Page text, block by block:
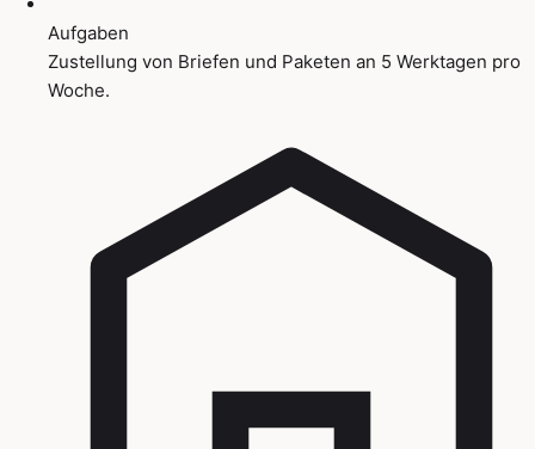
Aufgaben
Zustellung von Briefen und Paketen an 5 Werktagen pro
Woche.